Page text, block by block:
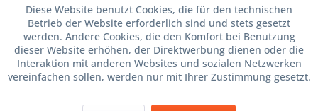
Diese Website benutzt Cookies, die für den technischen
Betrieb der Website erforderlich sind und stets gesetzt
werden. Andere Cookies, die den Komfort bei Benutzung
dieser Website erhöhen, der Direktwerbung dienen oder die
Interaktion mit anderen Websites und sozialen Netzwerken
vereinfachen sollen, werden nur mit Ihrer Zustimmung gesetzt.